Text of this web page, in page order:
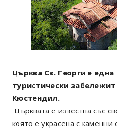
Църква Св. Георги е
туристически
Кюстендил.
Църквата е известна със
която е украсена с каменни